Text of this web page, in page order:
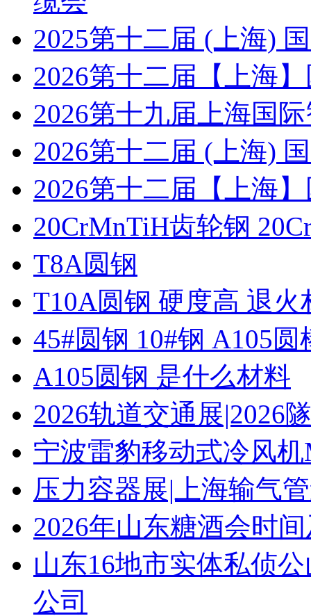
2025第十二届 (上海)
2026第十二届【上海
2026第十九届上海国
2026第十二届 (上海)
2026第十二届【上海
20CrMnTiH齿轮钢
T8A圆钢
T10A圆钢 硬度高 退火
45#圆钢 10#钢 A105圆
A105圆钢 是什么材料
2026轨道交通展|2026
宁波雷豹移动式冷风
压力容器展|上海输气
2026年山东糖酒会时
山东16地市实体私侦
公司